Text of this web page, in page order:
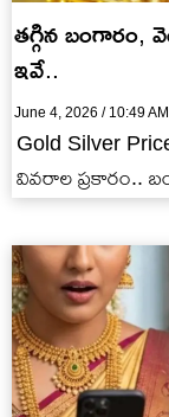
తగ్గిన బంగారం,
ఇవే..
June 4, 2026 / 10:49
Gold Silver
వివరాల ప్రకారం..